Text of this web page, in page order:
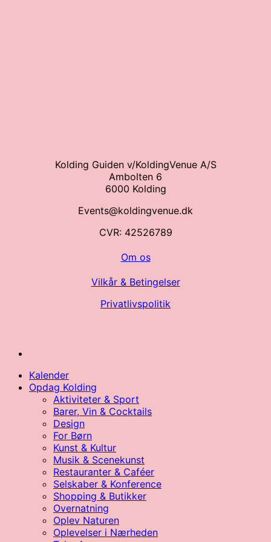
Kolding Guiden v/KoldingVenue A/S
Ambolten 6
6000 Kolding
Events@koldingvenue.dk
CVR: 42526789
Om os
Vilkår & Betingelser
Privatlivspolitik
Kalender
Opdag Kolding
Aktiviteter & Sport
Barer, Vin & Cocktails
Design
For Børn
Kunst & Kultur
Musik & Scenekunst
Restauranter & Caféer
Selskaber & Konference
Shopping & Butikker
Overnatning
Oplev Naturen
Oplevelser i Nærheden